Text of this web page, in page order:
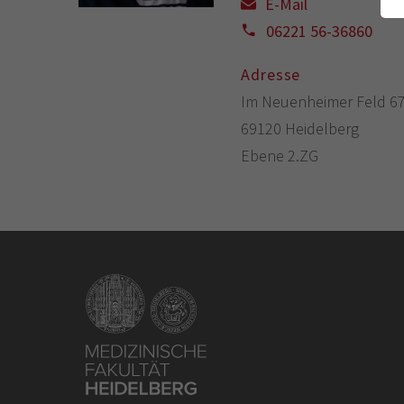
06221 56-36860
Adresse
Im Neuenheimer Feld
69120 Heidelberg
Ebene 2.ZG